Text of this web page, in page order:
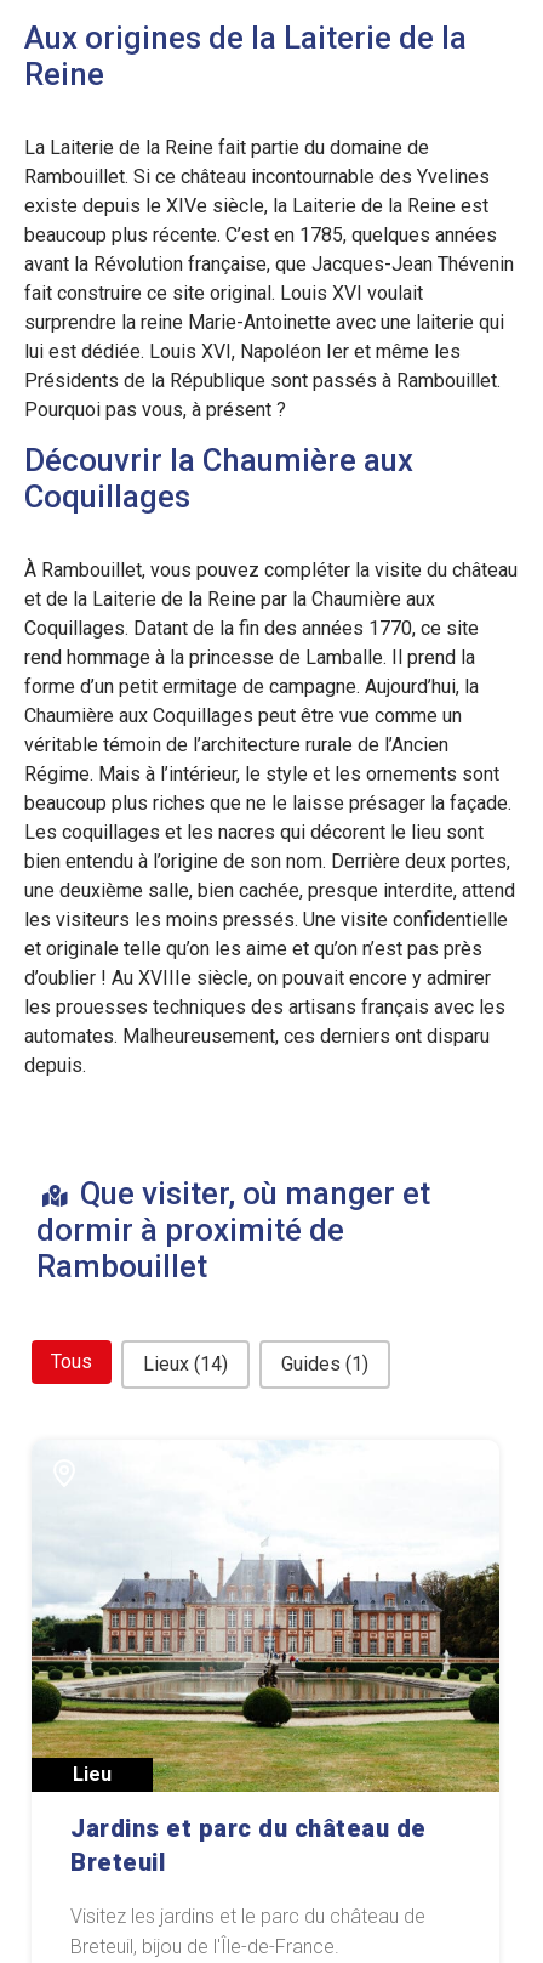
Aux origines de la Laiterie de la
Reine
La Laiterie de la Reine fait partie du domaine de
Rambouillet. Si ce château incontournable des Yvelines
existe depuis le XIVe siècle, la Laiterie de la Reine est
beaucoup plus récente. C’est en 1785, quelques années
avant la Révolution française, que Jacques-Jean Thévenin
fait construire ce site original. Louis XVI voulait
surprendre la reine Marie-Antoinette avec une laiterie qui
lui est dédiée. Louis XVI, Napoléon Ier et même les
Présidents de la République sont passés à Rambouillet.
Pourquoi pas vous, à présent ?
Découvrir la Chaumière aux
Coquillages
À Rambouillet, vous pouvez compléter la visite du château
et de la Laiterie de la Reine par la Chaumière aux
Coquillages. Datant de la fin des années 1770, ce site
rend hommage à la princesse de Lamballe. Il prend la
forme d’un petit ermitage de campagne. Aujourd’hui, la
Chaumière aux Coquillages peut être vue comme un
véritable témoin de l’architecture rurale de l’Ancien
Régime. Mais à l’intérieur, le style et les ornements sont
beaucoup plus riches que ne le laisse présager la façade.
Les coquillages et les nacres qui décorent le lieu sont
bien entendu à l’origine de son nom. Derrière deux portes,
une deuxième salle, bien cachée, presque interdite, attend
les visiteurs les moins pressés. Une visite confidentielle
et originale telle qu’on les aime et qu’on n’est pas près
d’oublier ! Au XVIIIe siècle, on pouvait encore y admirer
les prouesses techniques des artisans français avec les
automates. Malheureusement, ces derniers ont disparu
depuis.
Que visiter, où manger et
dormir à proximité de
Rambouillet
bouton filtre related
Tous Lieux (14) Guides (1)
Lieu
Jardins et parc du château de
Breteuil
Visitez les jardins et le parc du château de
Breteuil, bijou de l'Île-de-France.